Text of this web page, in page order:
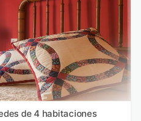
de 4 habitaciones